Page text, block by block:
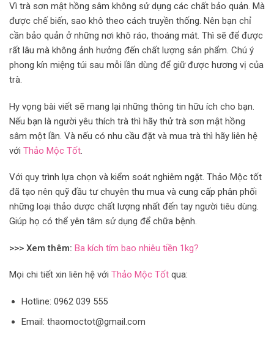
Vì trà sơn mật hồng sâm không sử dụng các chất bảo quản. Mà
được chế biến, sao khô theo cách truyền thống. Nên bạn chỉ
cần bảo quản ở những nơi khô ráo, thoáng mát. Thì sẽ để được
rất lâu mà không ảnh hưởng đến chất lượng sản phẩm. Chú ý
phong kín miệng túi sau mỗi lần dùng để giữ được hương vị của
trà.
Hy vọng bài viết sẽ mang lại những thông tin hữu ích cho bạn.
Nếu bạn là người yêu thích trà thì hãy thử trà sơn mật hồng
sâm một lần. Và nếu có nhu cầu đặt và mua trà thì hãy liên hệ
với Thảo Mộc Tốt.
Với quy trình lựa chọn và kiểm soát nghiêm ngặt. Thảo Mộc tốt
đã tạo nên quỹ đầu tư chuyên thu mua và cung cấp phân phối
những loại thảo dược chất lượng nhất đến tay người tiêu dùng.
Giúp họ có thể yên tâm sử dụng để chữa bệnh.
>>> Xem thêm: Ba kích tím bao nhiêu tiền 1kg?
Mọi chi tiết xin liên hệ với Thảo Mộc Tốt qua:
Hotline: 0962 039 555
Email: thaomoctot@gmail.com